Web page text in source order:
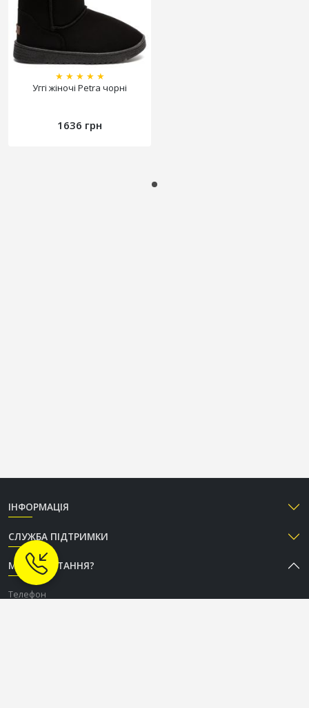
★ ★ ★ ★ ★
Уггі жіночі Petra чорні
1636 грн
ІНФОРМАЦІЯ
СЛУЖБА ПІДТРИМКИ
МАЄТЕ ПИТАННЯ?
Телефон